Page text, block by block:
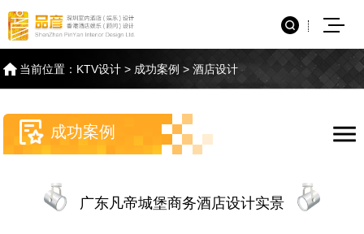
当前位置： KTV设计 > 成功案例 >酒店设计
成功案例
广东凡帝城堡商务酒店设计实景